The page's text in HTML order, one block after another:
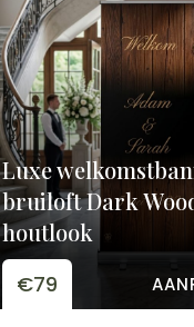
Luxe
bruiloft Dark
houtlook
€79